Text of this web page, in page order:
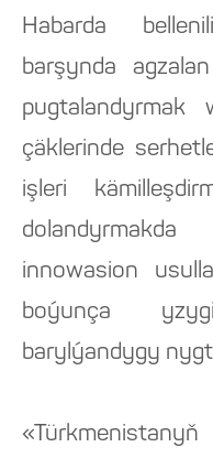
Habarda
barşynda
çäklerinde
işleri
innowasion
boýunça
barylýandygy